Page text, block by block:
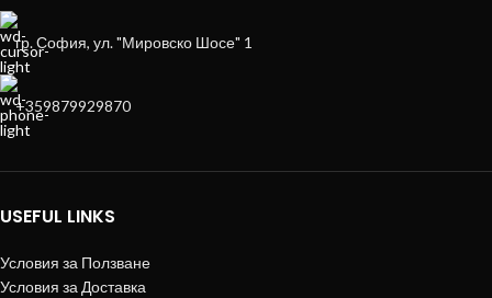
гр. София, ул. "Мировско Шосе" 1
+359879929870
USEFUL LINKS
Условия за Ползване
Условия за Доставка